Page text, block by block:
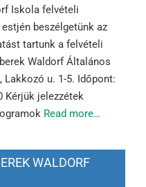
Iskola felvételi
beszélgetünk az
tartunk a felvételi
Waldorf Általános
Lakkozó u. 1-5. Időpont:
Kérjük jelezzétek
Read more…
WALDORF